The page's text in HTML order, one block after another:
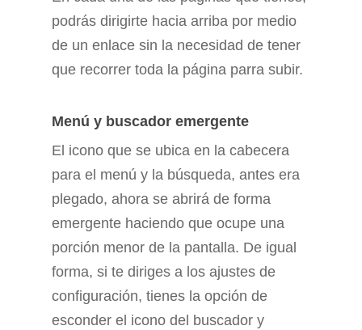
podrás dirigirte hacia arriba por medio
de un enlace sin la necesidad de tener
que recorrer toda la página parra subir.
Menú y buscador emergente
El icono que se ubica en la cabecera
para el menú y la búsqueda, antes era
plegado, ahora se abrirá de forma
emergente haciendo que ocupe una
porción menor de la pantalla. De igual
forma, si te diriges a los ajustes de
configuración, tienes la opción de
esconder el icono del buscador y